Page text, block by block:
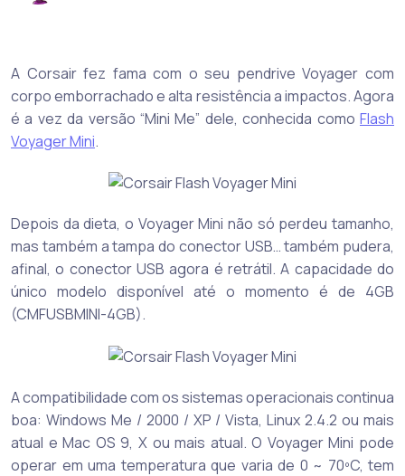
A Corsair fez fama com o seu pendrive Voyager com
corpo emborrachado e alta resistência a impactos. Agora
é a vez da versão “Mini Me” dele, conhecida como Flash
Voyager Mini.
Depois da dieta, o Voyager Mini não só perdeu tamanho,
mas também a tampa do conector USB… também pudera,
afinal, o conector USB agora é retrátil. A capacidade do
único modelo disponível até o momento é de 4GB
(CMFUSBMINI-4GB).
A compatibilidade com os sistemas operacionais continua
boa: Windows Me / 2000 / XP / Vista, Linux 2.4.2 ou mais
atual e Mac OS 9, X ou mais atual. O Voyager Mini pode
operar em uma temperatura que varia de 0 ~ 70ºC, tem